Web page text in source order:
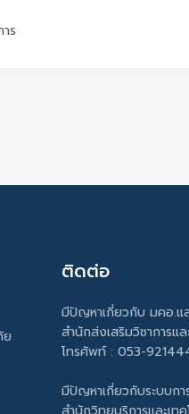
ร
ย
ติดต่อ
มีปัญหาเกี่ยวกับ มคอ.แ
สำนักส่งเสริมวิชาการแล
โทรศัพท์ : 053-
มีปัญหาเกี่ยวกับระบบก